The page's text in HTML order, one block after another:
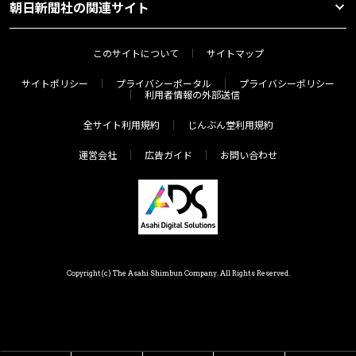
朝日新聞社の関連サイト
このサイトについて サイトマップ
サイトポリシー プライバシーポータル
プライバシーポリシー
利用者情報の外部送信
全サイト利用規約 じんぶん堂利用規約
運営会社 広告ガイド お問い合わせ
Copyright(c) The Asahi Shimbun Company. All Rights Reserved.